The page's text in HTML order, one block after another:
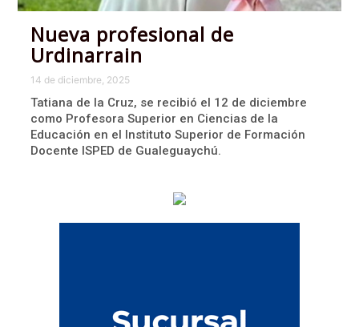
Nueva profesional de
Urdinarrain
14 de diciembre, 2025
Tatiana de la Cruz, se recibió el 12 de diciembre
como Profesora Superior en Ciencias de la
Educación en el Instituto Superior de Formación
Docente ISPED de Gualeguaychú.